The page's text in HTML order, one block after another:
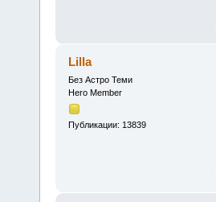
Lilla
Без Астро Теми
Hero Member
Публикации: 13839